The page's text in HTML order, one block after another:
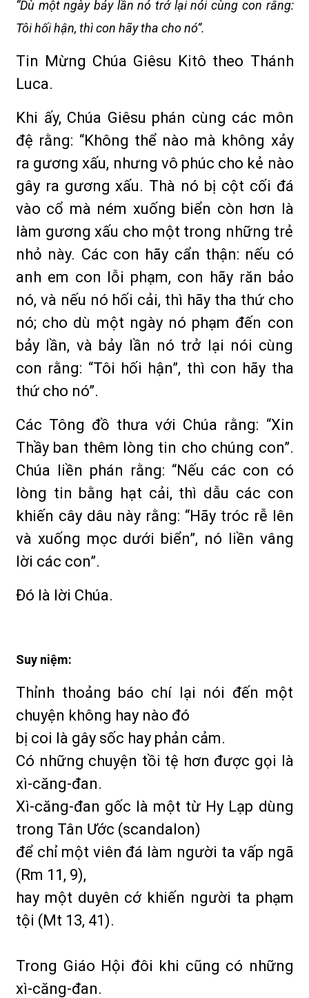
“Dù một ngày bảy lần nó trở lại nói cùng con rằng:
Tôi hối hận, thì con hãy tha cho nó”.
Tin Mừng Chúa Giêsu Kitô theo Thánh
Luca.
Khi ấy, Chúa Giêsu phán cùng các môn
đệ rằng: “Không thể nào mà không xảy
ra gương xấu, nhưng vô phúc cho kẻ nào
gây ra gương xấu. Thà nó bị cột cối đá
vào cổ mà ném xuống biển còn hơn là
làm gương xấu cho một trong những trẻ
nhỏ này. Các con hãy cẩn thận: nếu có
anh em con lỗi phạm, con hãy răn bảo
nó, và nếu nó hối cải, thì hãy tha thứ cho
nó; cho dù một ngày nó phạm đến con
bảy lần, và bảy lần nó trở lại nói cùng
con rằng: “Tôi hối hận”, thì con hãy tha
thứ cho nó”.
Các Tông đồ thưa với Chúa rằng: “Xin
Thầy ban thêm lòng tin cho chúng con”.
Chúa liền phán rằng: “Nếu các con có
lòng tin bằng hạt cải, thì dẫu các con
khiến cây dâu này rằng: “Hãy tróc rễ lên
và xuống mọc dưới biển”, nó liền vâng
lời các con”.
Ðó là lời Chúa.
Suy niệm:
Thỉnh thoảng báo chí lại nói đến một
chuyện không hay nào đó
bị coi là gây sốc hay phản cảm.
Có những chuyện tồi tệ hơn được gọi là
xì-căng-đan.
Xì-căng-đan gốc là một từ Hy Lạp dùng
trong Tân Ước (scandalon)
để chỉ một viên đá làm người ta vấp ngã
(Rm 11, 9),
hay một duyên cớ khiến người ta phạm
tội (Mt 13, 41).
Trong Giáo Hội đôi khi cũng có những
xì-căng-đan.